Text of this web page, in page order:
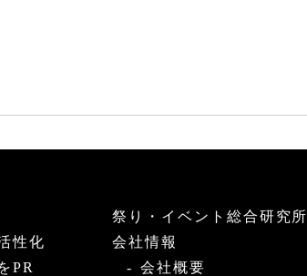
性化
PR
祭り・イベント総合研究所
会社情報
会社概要